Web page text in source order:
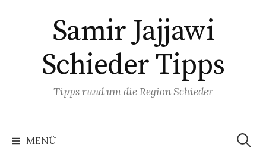
Samir Jajjawi
Schieder Tipps
Tipps rund um die Region Schieder
MENÜ
Suchen
nach: